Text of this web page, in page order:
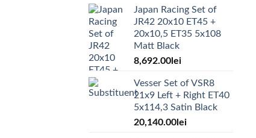
Japan Racing Set of
JR42 20x10 ET45 +
20x10,5 ET35 5x108
Matt Black
8,692.00 lei
Vesser Set of VSR8
21x9 Left + Right ET40
5x114,3 Satin Black
20,140.00 lei